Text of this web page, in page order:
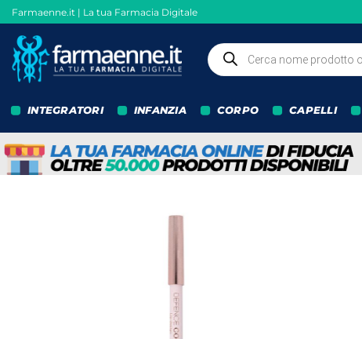
Salta
ai
contenuti
Farmaenne.it | La tua Farmacia Digitale
Ricerca
prodotti
INTEGRATORI INFANZIA CORPO CAPELLI